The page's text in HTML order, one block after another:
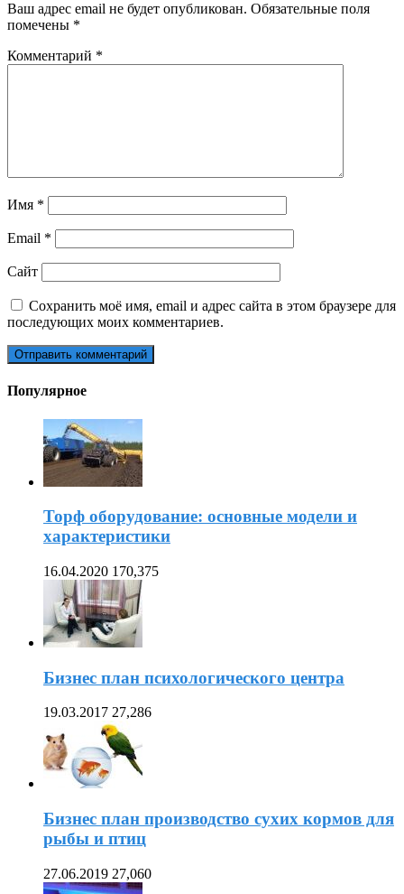
Ваш адрес email не будет опубликован. Обязательные поля
помечены *
Комментарий *
Имя *
Email *
Сайт
Сохранить моё имя, email и адрес сайта в этом браузере для
последующих моих комментариев.
Популярное
Торф оборудование: основные модели и
характеристики
16.04.2020 170,375
Бизнес план психологического центра
19.03.2017 27,286
Бизнес план производство сухих кормов для
рыбы и птиц
27.06.2019 27,060